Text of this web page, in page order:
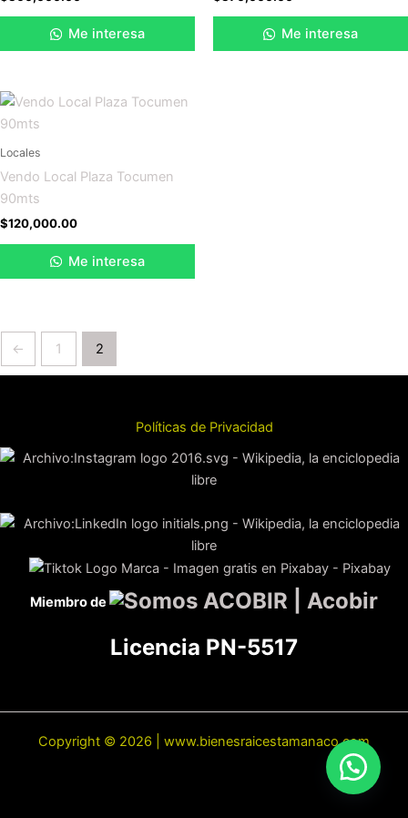
Me interesa Me interesa
Locales
Vendo Local Plaza Tocumen
90mts
$120,000.00
Me interesa
← 1 2
Políticas de Privacidad
Miembro de
Licencia PN-5517
Copyright © 2026 | www.bienesraicestamanaco.com